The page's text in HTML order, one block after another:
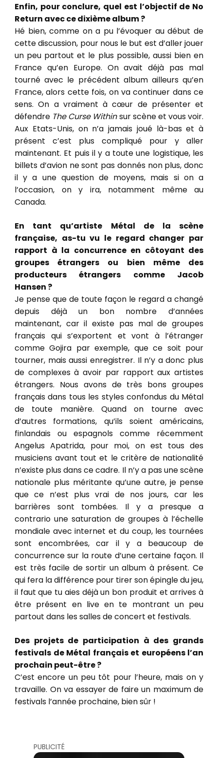
Enfin, pour conclure, quel est l’objectif de No
Return avec ce dixième album ?
Hé bien, comme on a pu l’évoquer au début de
cette discussion, pour nous le but est d’aller jouer
un peu partout et le plus possible, aussi bien en
France qu’en Europe. On avait déjà pas mal
tourné avec le précédent album ailleurs qu’en
France, alors cette fois, on va continuer dans ce
sens. On a vraiment à cœur de présenter et
défendre The Curse Withinsur scène et vous voir.
Aux Etats-Unis, on n’a jamais joué là-bas et à
présent c’est plus compliqué pour y aller
maintenant. Et puis il y a toute une logistique, les
billets d’avion ne sont pas donnés non plus, donc
il y a une question de moyens, mais si on a
l’occasion, on y ira, notamment même au
Canada.
En tant qu’artiste Métal de la scène
française, as-tu vu le regard changer par
rapport à la concurrence en côtoyant des
groupes étrangers ou bien même des
producteurs étrangers comme Jacob
Hansen ?
Je pense que de toute façon le regard a changé
depuis déjà un bon nombre d’années
maintenant, car il existe pas mal de groupes
français qui s’exportent et vont à l’étranger
comme Gojira par exemple, que ce soit pour
tourner, mais aussi enregistrer. Il n’y a donc plus
de complexes à avoir par rapport aux artistes
étrangers. Nous avons de très bons groupes
français dans tous les styles confondus du Métal
de toute manière. Quand on tourne avec
d’autres formations, qu’ils soient américains,
finlandais ou espagnols comme récemment
Angelus Apatrida, pour moi, on est tous des
musiciens avant tout et le critère de nationalité
n’existe plus dans ce cadre. Il n’y a pas une scène
nationale plus méritante qu’une autre, je pense
que ce n’est plus vrai de nos jours, car les
barrières sont tombées. Il y a presque a
contrario une saturation de groupes à l’échelle
mondiale avec internet et du coup, les tournées
sont encombrées, car il y a beaucoup de
concurrence sur la route d’une certaine façon. Il
est très facile de sortir un album à présent. Ce
qui fera la différence pour tirer son épingle du jeu,
il faut que tu aies déjà un bon produit et arrives à
être présent en live en te montrant un peu
partout dans les salles de concert et festivals.
Des projets de participation à des grands
festivals de Métal français et européens l’an
prochain peut-être ?
C’est encore un peu tôt pour l’heure, mais on y
travaille. On va essayer de faire un maximum de
festivals l’année prochaine, bien sûr !
PUBLICITÉ